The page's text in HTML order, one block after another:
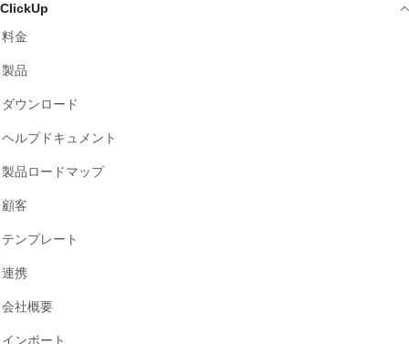
ClickUp
料金
製品
ダウンロード
ヘルプドキュメント
製品ロードマップ
顧客
テンプレート
連携
会社概要
インポート